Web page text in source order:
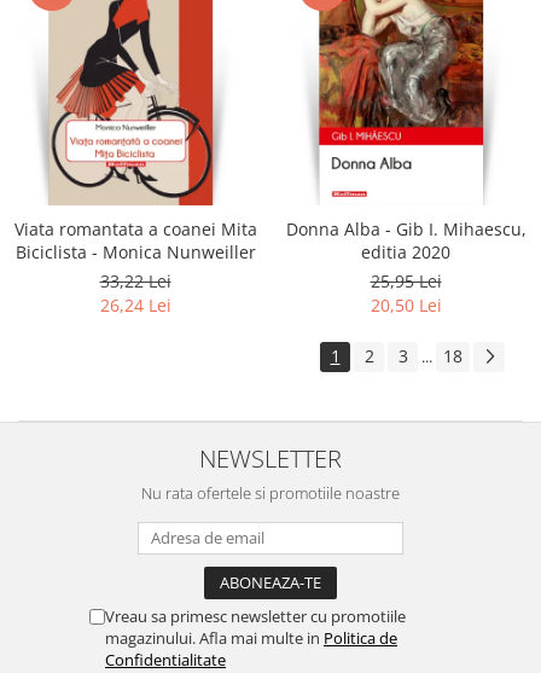
Viata romantata a coanei Mita
Biciclista - Monica Nunweiller
33,22 Lei
26,24 Lei
Donna Alba - Gib I. Mihaescu,
editia 2020
25,95 Lei
20,50 Lei
1 2 3 ... 18
NEWSLETTER
Nu rata ofertele si promotiile noastre
Vreau sa primesc newsletter cu promotiile
magazinului. Afla mai multe in Politica de
Confidentialitate